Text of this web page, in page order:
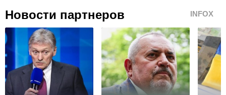
Новости партнеров INFOX